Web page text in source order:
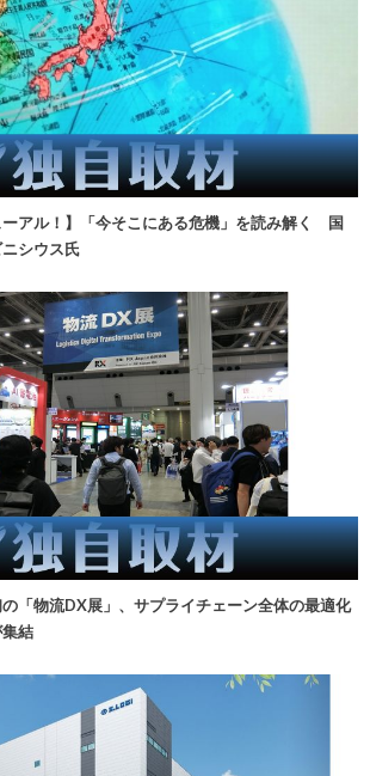
ーアル！】「今そこにある危機」を読み解く 国
シウス氏
の「物流DX展」、サプライチェーン全体の最適化
結